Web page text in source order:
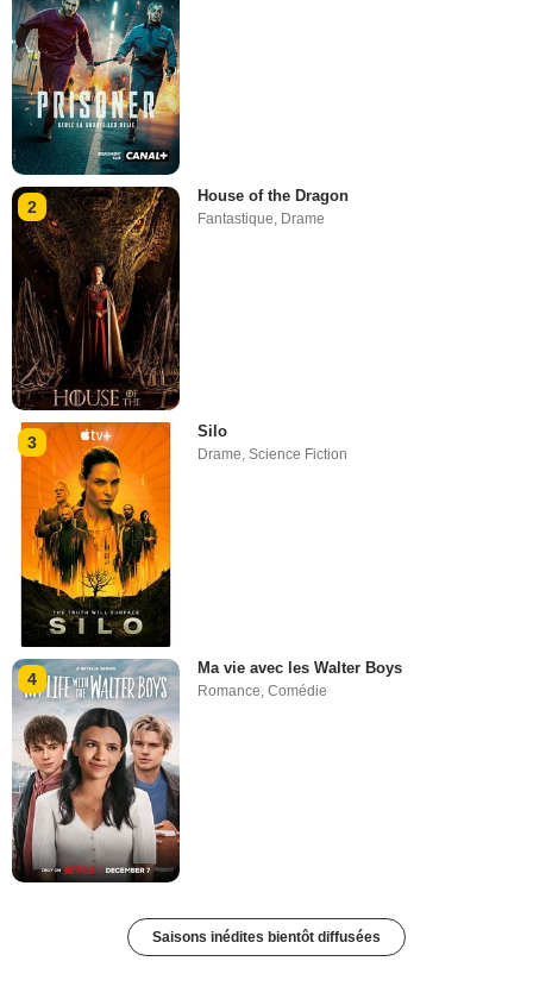
2
House of the Dragon
Fantastique, Drame
3
Silo
Drame,Science Fiction
4
Ma vie avec les Walter Boys
Romance ,Comédie
Saisons inédites bientôt diffusées